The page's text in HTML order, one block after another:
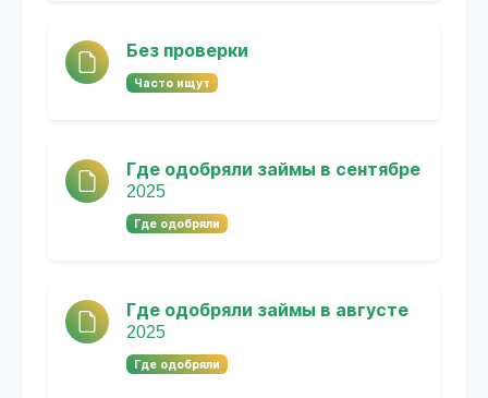
Без проверки
Часто ищут
Где одобряли займы в сентябре
2025
Где одобряли
Где одобряли займы в августе
2025
Где одобряли